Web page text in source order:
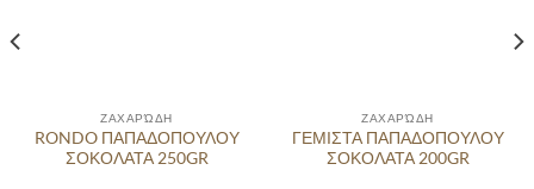
ΖΑΧΑΡΏΔΗ
RONDO ΠΑΠΑΔΟΠΟΥΛΟΥ
ΣΟΚΟΛΑΤΑ 250GR
ΖΑΧΑΡΏΔΗ
ΓΕΜΙΣΤΑ ΠΑΠΑΔΟΠΟΥΛΟΥ
ΣΟΚΟΛΑΤΑ 200GR